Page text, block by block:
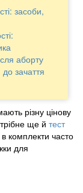
засоби,
аборту
до зачаття
різну цінову
ще й тест
комплекти часто
для